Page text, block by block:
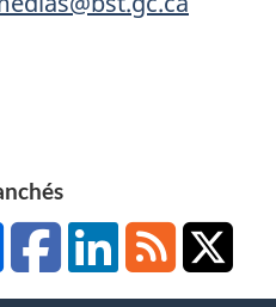
Flickr FacebookLinkedInRSS